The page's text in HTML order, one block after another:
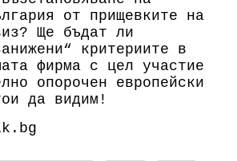
от прищевките на
Ще бъдат ли
критериите в
фирма с цел участие
опорочен европейски
да видим!